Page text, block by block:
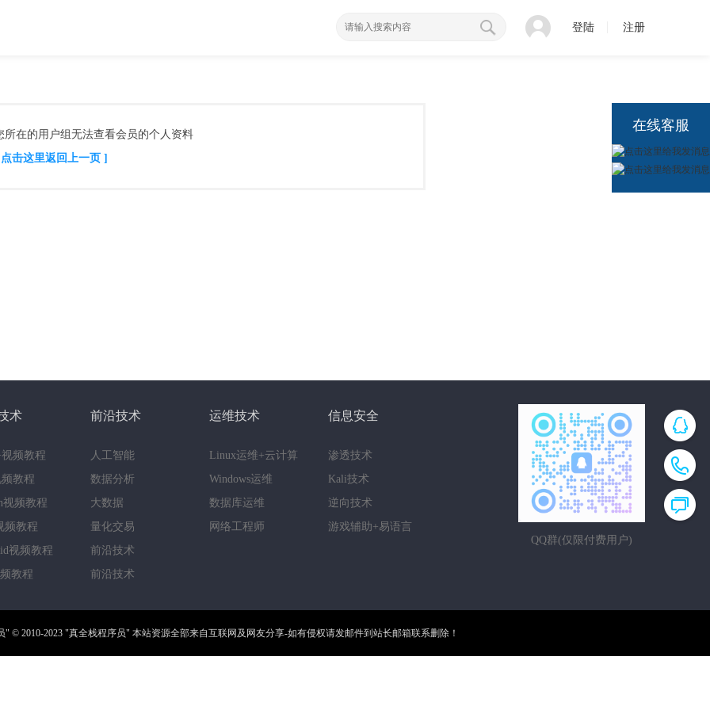
登陆 注册
所在的用户组无法查看会员的个人资料
击这里返回上一页 ]
在线客服
术
视频教程
频教程
视频教程
频教程
视频教程
教程
前沿技术
人工智能
数据分析
大数据
量化交易
前沿技术
前沿技术
运维技术
Linux运维+云计算
Windows运维
数据库运维
网络工程师
信息安全
渗透技术
Kali技术
逆向技术
游戏辅助+易语言
QQ群(仅限付费用户)
" © 2010-2023 "真全栈程序员" 本站资源全部来自互联网及网友分享-如有侵权请发邮件到站长邮箱联系删除！